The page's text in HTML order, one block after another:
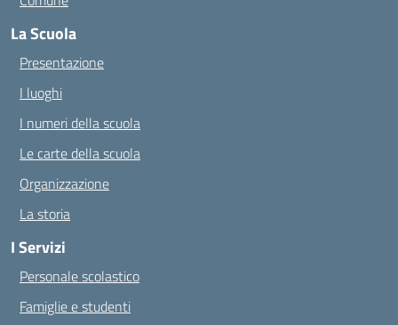
La Scuola
Presentazione
I luoghi
I numeri della scuola
Le carte della scuola
Organizzazione
La storia
I Servizi
Personale scolastico
Famiglie e studenti